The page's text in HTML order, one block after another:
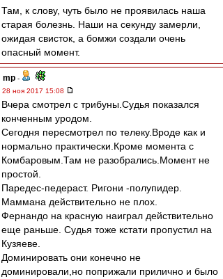
Там, к слову, чуть было не проявилась наша
старая болезнь. Наши на секунду замерли,
ожидая свисток, а бомжи создали очень
опасный момент.
mp -
28 ноя 2017 15:08
Вчера смотрел с трибуны.Судья показался
конченным уродом.
Сегодня пересмотрел по телеку.Вроде как и
нормально практически.Кроме момента с
Комбаровым.Там не разобрались.Момент не
простой.
Паредес-педераст. Ригони -полупидер.
Маммана действительно не плох.
Фернандо на красную наиграл действительно
еще раньше. Судья тоже кстати пропустил на
Кузяеве.
Доминировать они конечно не
доминировали,но поприжали прилично и было